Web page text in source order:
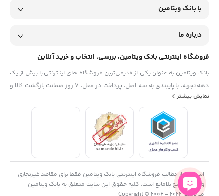
با بانک ویتامین
درباره ما
فروشگاه اینترنتی بانک ویتامین، بررسی، انتخاب و خرید آنلاین
بانک ویتامین به عنوان یکی از قدیمی‌ترین فروشگاه های اینترنتی با بیش از یک
دهه تجربه، با پایبندی به سه اصل، پرداخت در محل، ۷ روز ضمانت بازگشت کالا و
تضمین اصل‌بودن کالا موفق شده تا همگام با فروشگاه‌های معتبر جهان، به
بزرگ‌ترین فروشگاه اینترنتی ایران تبدیل شود. به محض ورود به سایت
دیجی‌کالا با دنیایی از کالا رو به رو می‌شوید! هر آنچه که نیاز دارید و به ذهن
شما خطور می‌کند در اینجا پیدا خواهید کرد.
نمایش بیشتر
استفاده از مطالب فروشگاه اینترنتی بانک ویتامین فقط برای مقاصد غیرتجاری
و با ذکر منبع بلامانع است. کلیه حقوق این سایت متعلق به بانک ویتامین